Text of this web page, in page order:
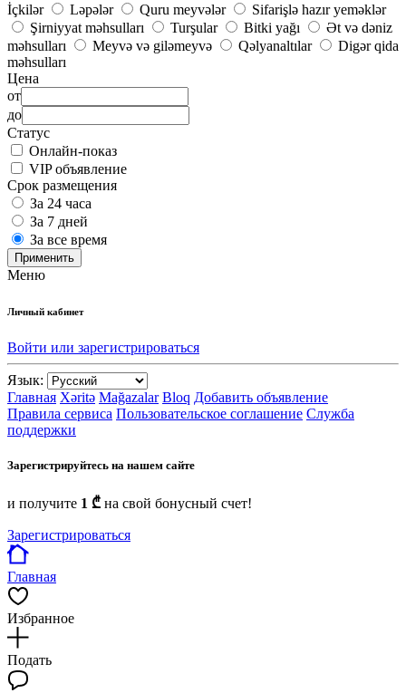
İçkilər
Ləpələr Quru meyvələr
Sifarişlə hazır yeməklər
Şirniyyat məhsulları
Turşular Bitki yağı
Ət və dəniz
məhsulları
Meyvə və giləmeyvə Qəlyanaltılar
Digər qida
məhsulları
Цена
от
до
Статус
Онлайн-показ
VIP объявление
Срок размещения
За 24 часа
За 7 дней
За все время
Применить
Меню
Личный кабинет
Войти или зарегистрироваться
Язык:
Главная Xəritə Mağazalar Bloq Добавить объявление
Правила сервиса Пользовательское соглашение Служба
поддержки
Зарегистрируйтесь на нашем сайте
и получите 1 ₾ на свой бонусный счет!
Зарегистрироваться
Главная
Избранное
Подать